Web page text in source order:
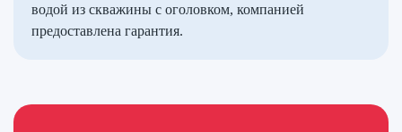
водой из скважины с оголовком, компанией
предоставлена гарантия.